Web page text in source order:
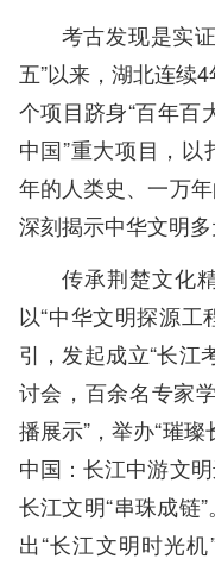
考古发现是实
五”以来，湖北连续
个项目跻身“百年百
中国”重大项目，
年的人类史、一万
深刻揭示中华文明多
传承荆楚文化
以“中华文明探源工
引，发起成立“长江
讨会，百余名专家
播展示”，举办“璀
中国：长江中游文
长江文明“串珠成链
出“长江文明时光